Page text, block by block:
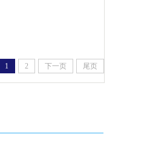
1 2 下一页 尾页